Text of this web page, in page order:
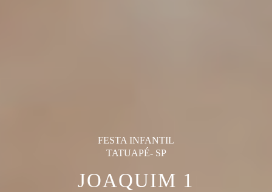
FESTA INFANTIL
TATUAPÉ- SP
JOAQUIM 1